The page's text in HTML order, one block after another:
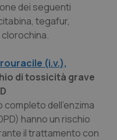
dei seguenti
tegafur,
(i.v.),
di tossicità grave
dell’enzima
hanno un rischio
il trattamento con